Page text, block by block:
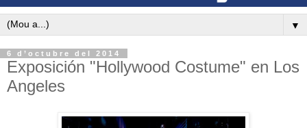
▼
6 d’octubre del 2014
Exposición "Hollywood Costume" en Los
Angeles